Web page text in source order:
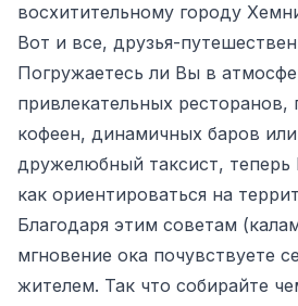
восхитительному городу
Вот и все, друзья-
Погружаетесь ли Вы в
привлекательных ресторанов,
кофеен, динамичных баров
дружелюбный таксист, теперь
как ориентироваться на
Благодаря этим советам
мгновение ока почувствуете
жителем. Так что собирайте